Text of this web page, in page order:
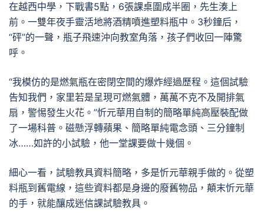
在越西中學，下戰書5點，6張課桌圍成半圈，先生湊上
前。一雙年夜手靈活地將酒精噴進塑料瓶中。3秒鐘后，
“砰”的一聲，瓶子飛速沖向教室角落，孩子們收回一陣驚
呼。
“我模仿的是燃氣瓶在密閉空間的爆炸經過歷程。這個試驗
告知我們，家里若是呈現可燃氣體，萬萬不克不及開排氣
扇，警惕發生火花。”忻元華用自制的簡略單純高壓裝配做
了一場科普。磁懸浮轉蘋果、簡略單純電念頭、三分鐘制
冰……如許的小試驗，他一堂課要做十幾個。
細心一看，試驗教具資料簡略，多是忻元華親手做的。從塑
料瓶到舊電線，這些資料都是身邊的廢舊物品，顛末忻元華
的手，就能釀成迷信課試驗教具。